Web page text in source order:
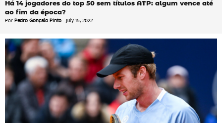
Há 14 jogadores do top 50 sem títulos ATP: algum vence até
ao fim da época?
Por Pedro Gonçalo Pinto - July 15, 2022